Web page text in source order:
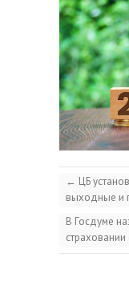
← ЦБ
выходные и
В Госдуме